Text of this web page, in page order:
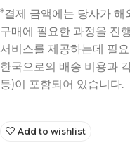
Add to wishlist